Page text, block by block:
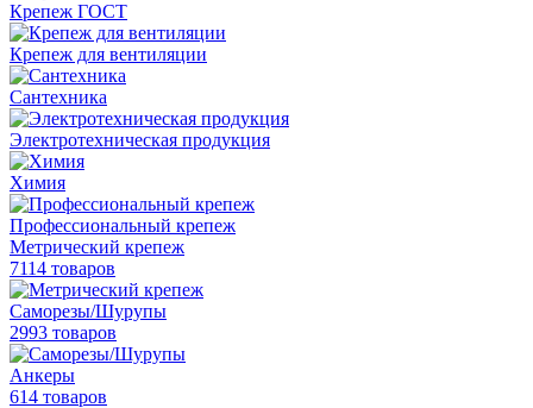
Крепеж ГОСТ
Крепеж для вентиляции
Сантехника
Электротехническая продукция
Химия
Профессиональный крепеж
Метрический крепеж
7114 товаров
Саморезы/Шурупы
2993 товаров
Анкеры
614 товаров